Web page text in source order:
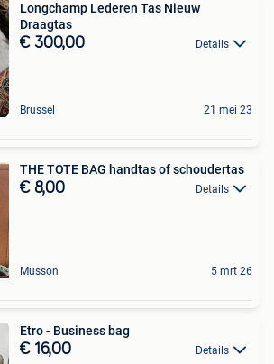
Longchamp Lederen Tas Nieuw
Draagtas
€ 300,00 Details
Brussel 21 mei 23
THE TOTE BAG handtas of schoudertas
€ 8,00 Details
Musson 5 mrt 26
Etro - Business bag
€ 16,00 Details